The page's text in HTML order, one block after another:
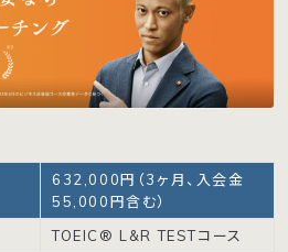
632,000円（3ヶ月、入会金
55,000円含む）
TOEIC® L&R TESTコース